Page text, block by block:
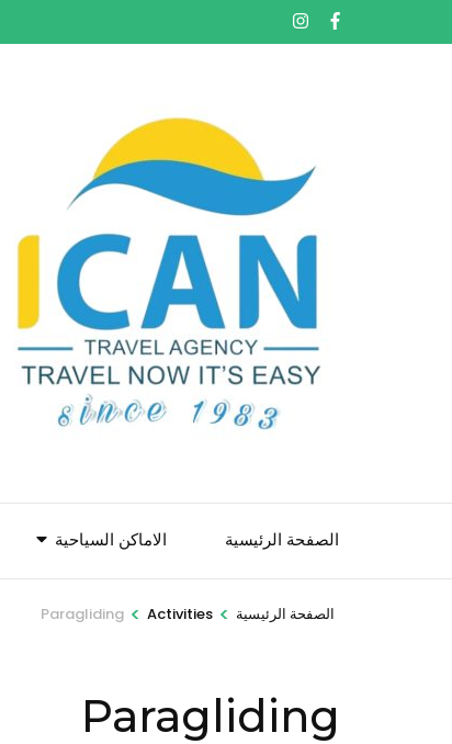
إلى
الصفحة الرئيسية الاماكن السياحية
الصفحة الرئيسية >
Activities
>
Paragliding
Paragliding